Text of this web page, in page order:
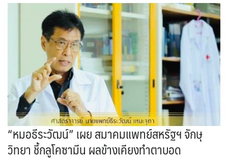
“หมอธีระวัฒน์” เผย สมาคมแพทย์สหรัฐฯ จักษุ
วิทยา ชี้กลูโคซามีน ผลข้างเคียงทำตาบอด